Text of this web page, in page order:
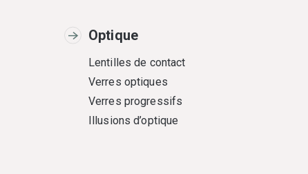
Optique
Lentilles de contact
Verres optiques
Verres progressifs
Illusions d’optique